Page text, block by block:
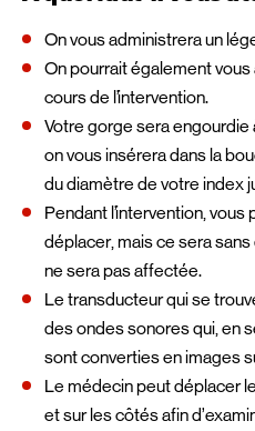
On vous administrera un
On pourrait également
cours de l’intervention.
Votre gorge sera engourdie
on vous insérera dans la
du diamètre de votre index
Pendant l’intervention,
déplacer, mais ce sera
ne sera pas affectée.
Le transducteur qui se
des ondes sonores qui, en
sont converties en images
Le médecin peut déplacer
et sur les côtés afin